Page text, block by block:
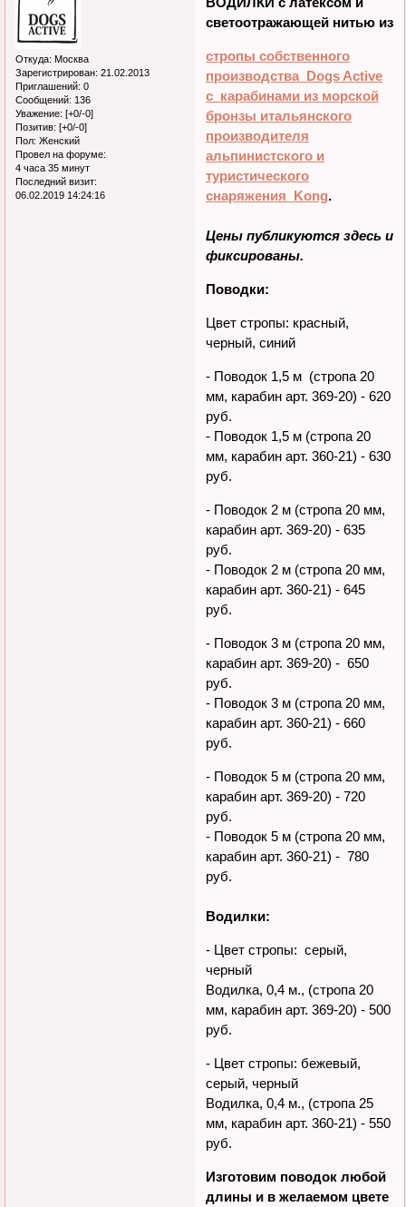
Откуда: Москва
Зарегистрирован: 21.02.2013
Приглашений: 0
Сообщений: 136
Уважение: [+0/-0]
Позитив: [+0/-0]
Пол: Женский
Провел на форуме:
4 часа 35 минут
Последний визит:
06.02.2019 14:24:16
светоотражающей нитью из
стропы собственного
производства Dogs Active
с карабинами из морской
бронзы итальянского
производителя
альпинистского и
туристического
снаряжения Kong.
Цены публикуются здесь и
фиксированы.
Поводки:
Цвет стропы: красный,
черный, синий
- Поводок 1,5 м (стропа 20
мм, карабин арт. 369-20) - 620
руб.
- Поводок 1,5 м (стропа 20
мм, карабин арт. 360-21) - 630
руб.
- Поводок 2 м (стропа 20 мм,
карабин арт. 369-20) - 635
руб.
- Поводок 2 м (стропа 20 мм,
карабин арт. 360-21) - 645
руб.
- Поводок 3 м (стропа 20 мм,
карабин арт. 369-20) - 650
руб.
- Поводок 3 м (стропа 20 мм,
карабин арт. 360-21) - 660
руб.
- Поводок 5 м (стропа 20 мм,
карабин арт. 369-20) - 720
руб.
- Поводок 5 м (стропа 20 мм,
карабин арт. 360-21) - 780
руб.
Водилки:
- Цвет стропы: серый,
черный
Водилка, 0,4 м., (стропа 20
мм, карабин арт. 369-20) - 500
руб.
- Цвет стропы: бежевый,
серый, черный
Водилка, 0,4 м., (стропа 25
мм, карабин арт. 360-21) - 550
руб.
Изготовим поводок любой
длины и в желаемом цвете